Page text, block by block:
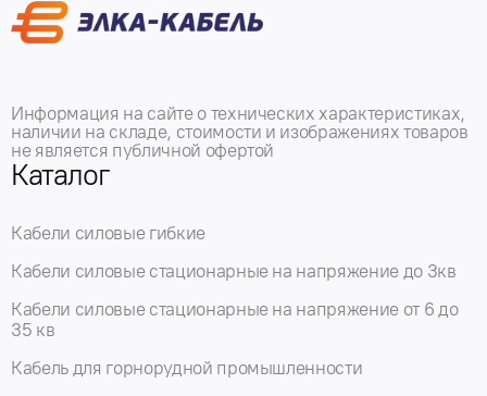
Информация на сайте о технических характеристиках,
наличии на складе, стоимости и изображениях товаров
не является публичной офертой
Каталог
Кабели силовые гибкие
Кабели силовые стационарные на напряжение до 3кв
Кабели силовые стационарные на напряжение от 6 до
35 кв
Кабель для горнорудной промышленности